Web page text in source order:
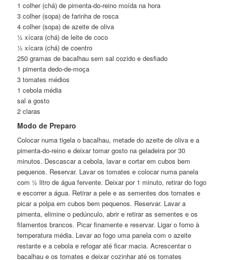
1 colher (chá) de pimenta-do-reino moída na hora
3 colher (sopa) de farinha de rosca
4 colher (sopa) de azeite de oliva
½ xícara (chá) de leite de coco
½ xícara (chá) de coentro
250 gramas de bacalhau sem sal cozido e desfiado
1 pimenta dedo-de-moça
3 tomates médios
1 cebola média
sal a gosto
2 claras
Modo de Preparo
Colocar numa tigela o bacalhau, metade do azeite de oliva e a
pimenta-do-reino e deixar tomar gosto na geladeira por 30
minutos. Descascar a cebola, lavar e cortar em cubos bem
pequenos. Reservar. Lavar os tomates e colocar numa panela
com ½ litro de água fervente. Deixar por 1 minuto, retirar do fogo
e escorrer a água. Retirar a pele e as sementes dos tomates e
picar a polpa em cubos bem pequenos. Reservar. Lavar a
pimenta, elimine o pedúnculo, abrir e retirar as sementes e os
filamentos brancos. Picar finamente e reservar. Ligar o forno à
temperatura média. Levar ao fogo uma panela com o azeite
restante e a cebola e refogar até ficar macia. Acrescentar o
bacalhau e os tomates e deixar cozinhar até os tomates